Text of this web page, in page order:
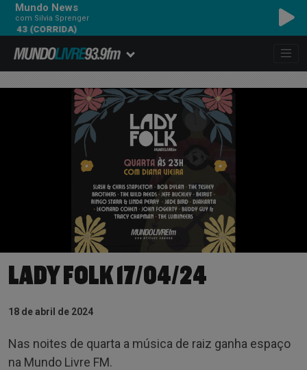
Mundo News
com Silvia Sprenger
LADY FOLK 17/04/24
18 de abril de 2024
Nas noites de quarta a música de raiz ganha espaço
na Mundo Livre FM.